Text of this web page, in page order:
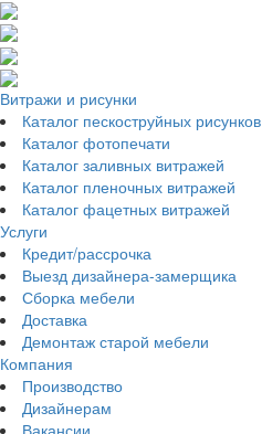
Витражи и рисунки
Каталог пескоструйных рисунков
Каталог фотопечати
Каталог заливных витражей
Каталог пленочных витражей
Каталог фацетных витражей
Услуги
Кредит/рассрочка
Выезд дизайнера-замерщика
Сборка мебели
Доставка
Демонтаж старой мебели
Компания
Производство
Дизайнерам
Вакансии